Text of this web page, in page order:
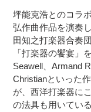
れ
ま
す
ン
デ
ィ
シ
加
す
る
坪能克浩とのコラ
弘作曲作品を演奏
田知之打楽器合奏
「打楽器の饗宴」
Seawell、Armand
Christianといった
が、西洋打楽器に
の法具も用いてい